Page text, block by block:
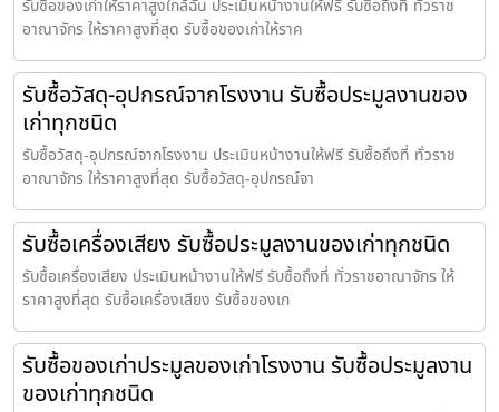
รับซื้อของเก่าให้ราคาสูงใกล้ฉัน ประเมินหน้างานให้ฟรี รับซื้อถึงที่ ทั่วราช
อาณาจักร ให้ราคาสูงที่สุด รับซื้อของเก่าให้ราค
รับซื้อวัสดุ-อุปกรณ์จากโรงงาน รับซื้อประมูลงานของ
เก่าทุกชนิด
รับซื้อวัสดุ-อุปกรณ์จากโรงงาน ประเมินหน้างานให้ฟรี รับซื้อถึงที่ ทั่วราช
อาณาจักร ให้ราคาสูงที่สุด รับซื้อวัสดุ-อุปกรณ์จา
รับซื้อเครื่องเสียง รับซื้อประมูลงานของเก่าทุกชนิด
รับซื้อเครื่องเสียง ประเมินหน้างานให้ฟรี รับซื้อถึงที่ ทั่วราชอาณาจักร ให้
ราคาสูงที่สุด รับซื้อเครื่องเสียง รับซื้อของเก
รับซื้อของเก่าประมูลของเก่าโรงงาน รับซื้อประมูลงาน
ของเก่าทุกชนิด